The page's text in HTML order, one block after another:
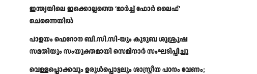
ഇന്ത്യയിലെ ഇക്കൊല്ലത്തെ ‘മാർച്ച് ഫോർ ലൈഫ്’
ചെന്നൈയിൽ
പാളയം ഫെറോന ബി.സി.സി-യും കുടുബ ശുശ്രൂഷ
സമതിയും സംയുക്തമായി സെമിനാർ സംഘടിപ്പിച്ചു
വെള്ളപ്പൊക്കവും ഉരുള്‍പ്പൊട്ടലും ശാസ്ത്രീയ പഠനം വേണം;